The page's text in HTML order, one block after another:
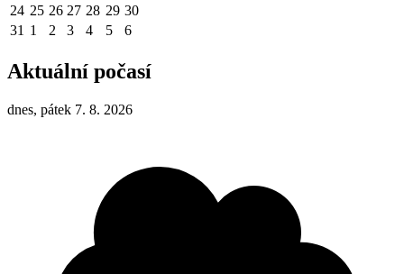
24 25 26 27 28 29 30
31 1 2 3 4 5 6
Aktuální počasí
dnes, pátek 7. 8. 2026